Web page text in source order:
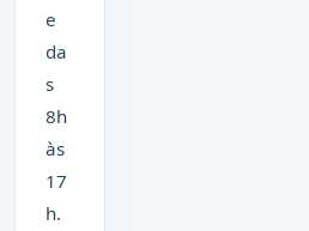
e
da
s
8h
às
17
h.